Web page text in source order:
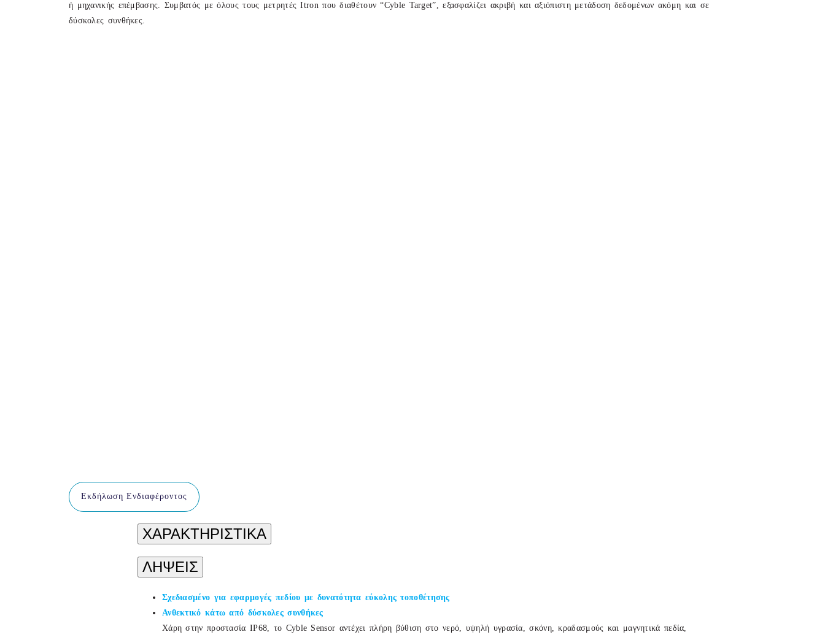
ή μηχανικής επέμβασης. Συμβατός με όλους τους μετρητές Itron που διαθέτουν “Cyble Target”, εξασφαλίζει ακριβή και αξιόπιστη μετάδοση δεδομένων ακόμη και σε
δύσκολες συνθήκες.
Εκδήλωση Ενδιαφέροντος
ΧΑΡΑΚΤΗΡΙΣΤΙΚΑ
ΛΗΨΕΙΣ
Σχεδιασμένο για εφαρμογές πεδίου με δυνατότητα εύκολης τοποθέτησης
Ανθεκτικό κάτω από δύσκολες συνθήκες
Χάρη στην προστασία IP68, το Cyble Sensor αντέχει πλήρη βύθιση στο νερό, υψηλή υγρασία, σκόνη, κραδασμούς και μαγνητικά πεδία,